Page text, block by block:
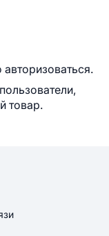
товар.